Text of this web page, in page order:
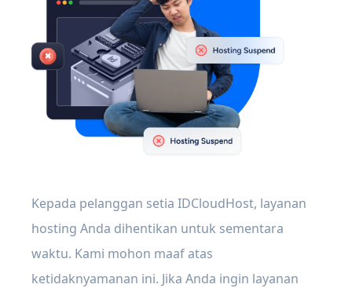
Kepada pelanggan setia IDCloudHost, layanan
hosting Anda dihentikan untuk sementara
waktu. Kami mohon maaf atas
ketidaknyamanan ini. Jika Anda ingin layanan